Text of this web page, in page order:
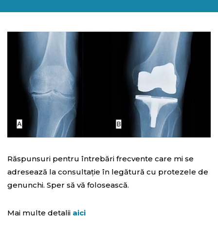
Răspunsuri pentru întrebări frecvente care mi se
adresează la consultație în legătură cu protezele de
genunchi. Sper să vă folosească.
Mai multe detalii aici